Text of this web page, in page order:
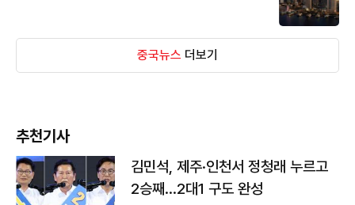
중국뉴스 더보기
추천기사
김민석, 제주·인천서 정청래 누르고
2승째…2대1 구도 완성